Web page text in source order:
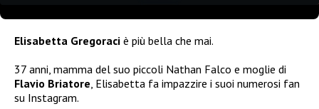
Elisabetta Gregoraci è più bella che mai.
37 anni, mamma del suo piccoli Nathan Falco e moglie di
Flavio Briatore , Elisabetta fa impazzire i suoi numerosi fan
su Instagram.